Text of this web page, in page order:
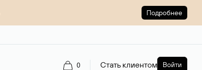
Подробнее
0 Стать клиентом Войти